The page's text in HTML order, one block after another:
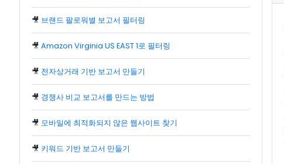
🎥 브랜드 팔로워별 보고서 필터링
🎥 Amazon Virginia US EAST 1로 필터링
🎥 전자상거래 기반 보고서 만들기
🎥 경쟁사 비교 보고서를 만드는 방법
🎥 모바일에 최적화되지 않은 웹사이트 찾기
🎥 키워드 기반 보고서 만들기